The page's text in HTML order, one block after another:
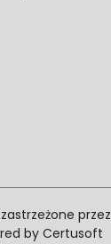
przez
byCertusoft